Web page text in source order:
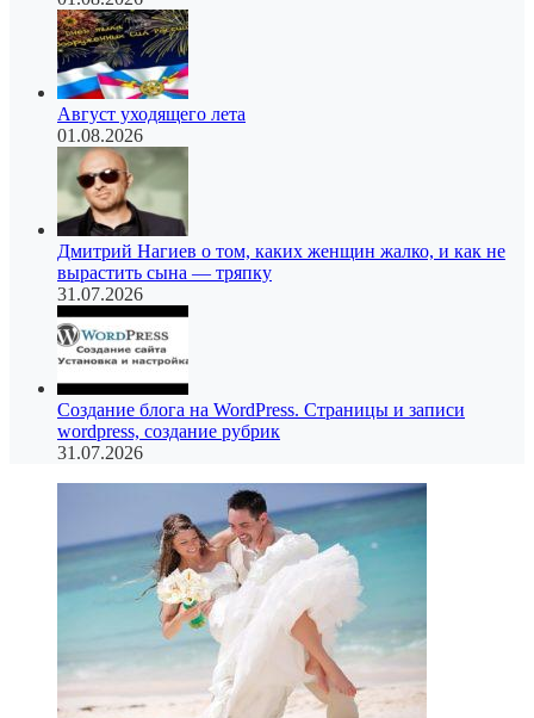
Август уходящего лета
01.08.2026
Дмитрий Нагиев о том, каких женщин жалко, и как не
вырастить сына — тряпку
31.07.2026
Создание блога на WordPress. Страницы и записи
wordpress, создание рубрик
31.07.2026